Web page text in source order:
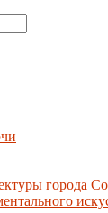
города